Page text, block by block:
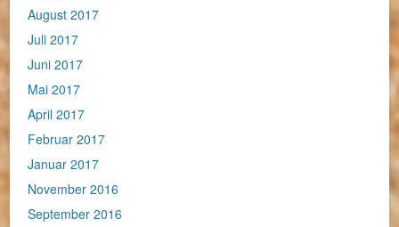
August 2017
Juli 2017
Juni 2017
Mai 2017
April 2017
Februar 2017
Januar 2017
November 2016
September 2016